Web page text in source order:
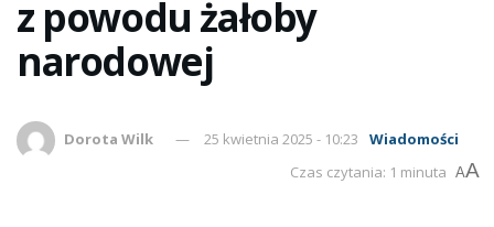
z powodu żałoby
narodowej
Dorota Wilk 25 kwietnia 2025 - 10:23
Wiadomości
Czas czytania: 1 minuta AA